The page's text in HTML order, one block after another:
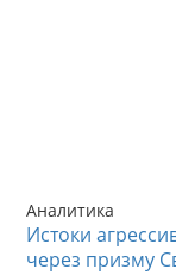
Аналитика
Истоки
через призму